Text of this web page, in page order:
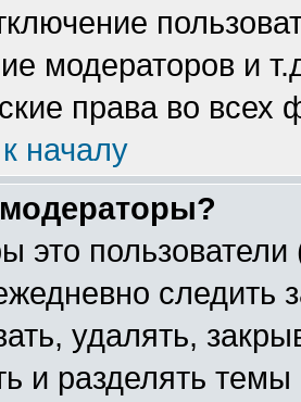
модераторов и
права во всех
началу
модераторы?
это
следить
удалять,
и разделять